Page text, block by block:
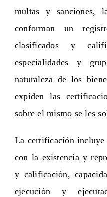
multas y sanciones,
conforman un
clasificados y
especialidades y
naturaleza de los
expiden las
sobre el mismo se les
La certificación
con la existencia y
y calificación,
ejecución y